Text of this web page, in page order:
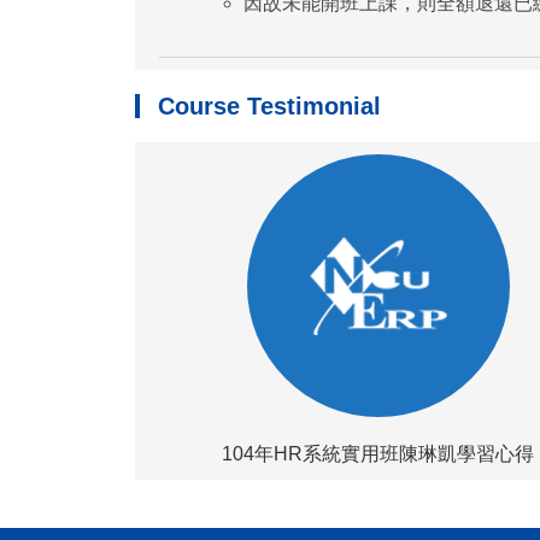
Course Testimonial
104年HR系統實用班陳琳凱學習心得